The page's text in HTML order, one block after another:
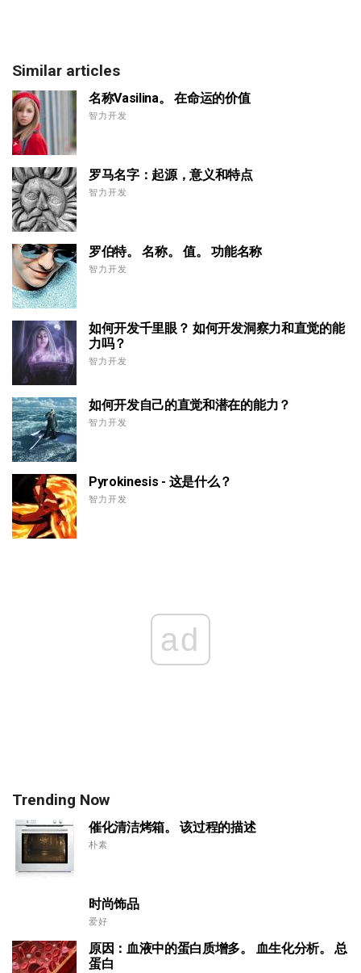
Similar articles
名称Vasilina。 在命运的价值
智力开发
罗马名字：起源，意义和特点
智力开发
罗伯特。 名称。 值。 功能名称
智力开发
如何开发千里眼？ 如何开发洞察力和直觉的能
力吗？
智力开发
如何开发自己的直觉和潜在的能力？
智力开发
Pyrokinesis - 这是什么？
智力开发
ad
Trending Now
催化清洁烤箱。 该过程的描述
朴素
时尚饰品
爱好
原因：血液中的蛋白质增多。 血生化分析。 总
蛋白